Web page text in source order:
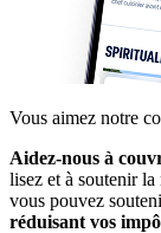
Vous aimez notre
Aidez-nous à
lisez et à soutenir
vous pouvez
réduisant vos